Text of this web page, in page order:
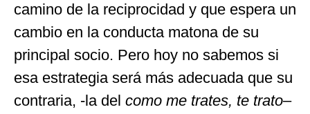
camino de la reciprocidad y que espera un
cambio en la conducta matona de su
principal socio. Pero hoy no sabemos si
esa estrategia será más adecuada que su
contraria, -la del como me trates, te trato–